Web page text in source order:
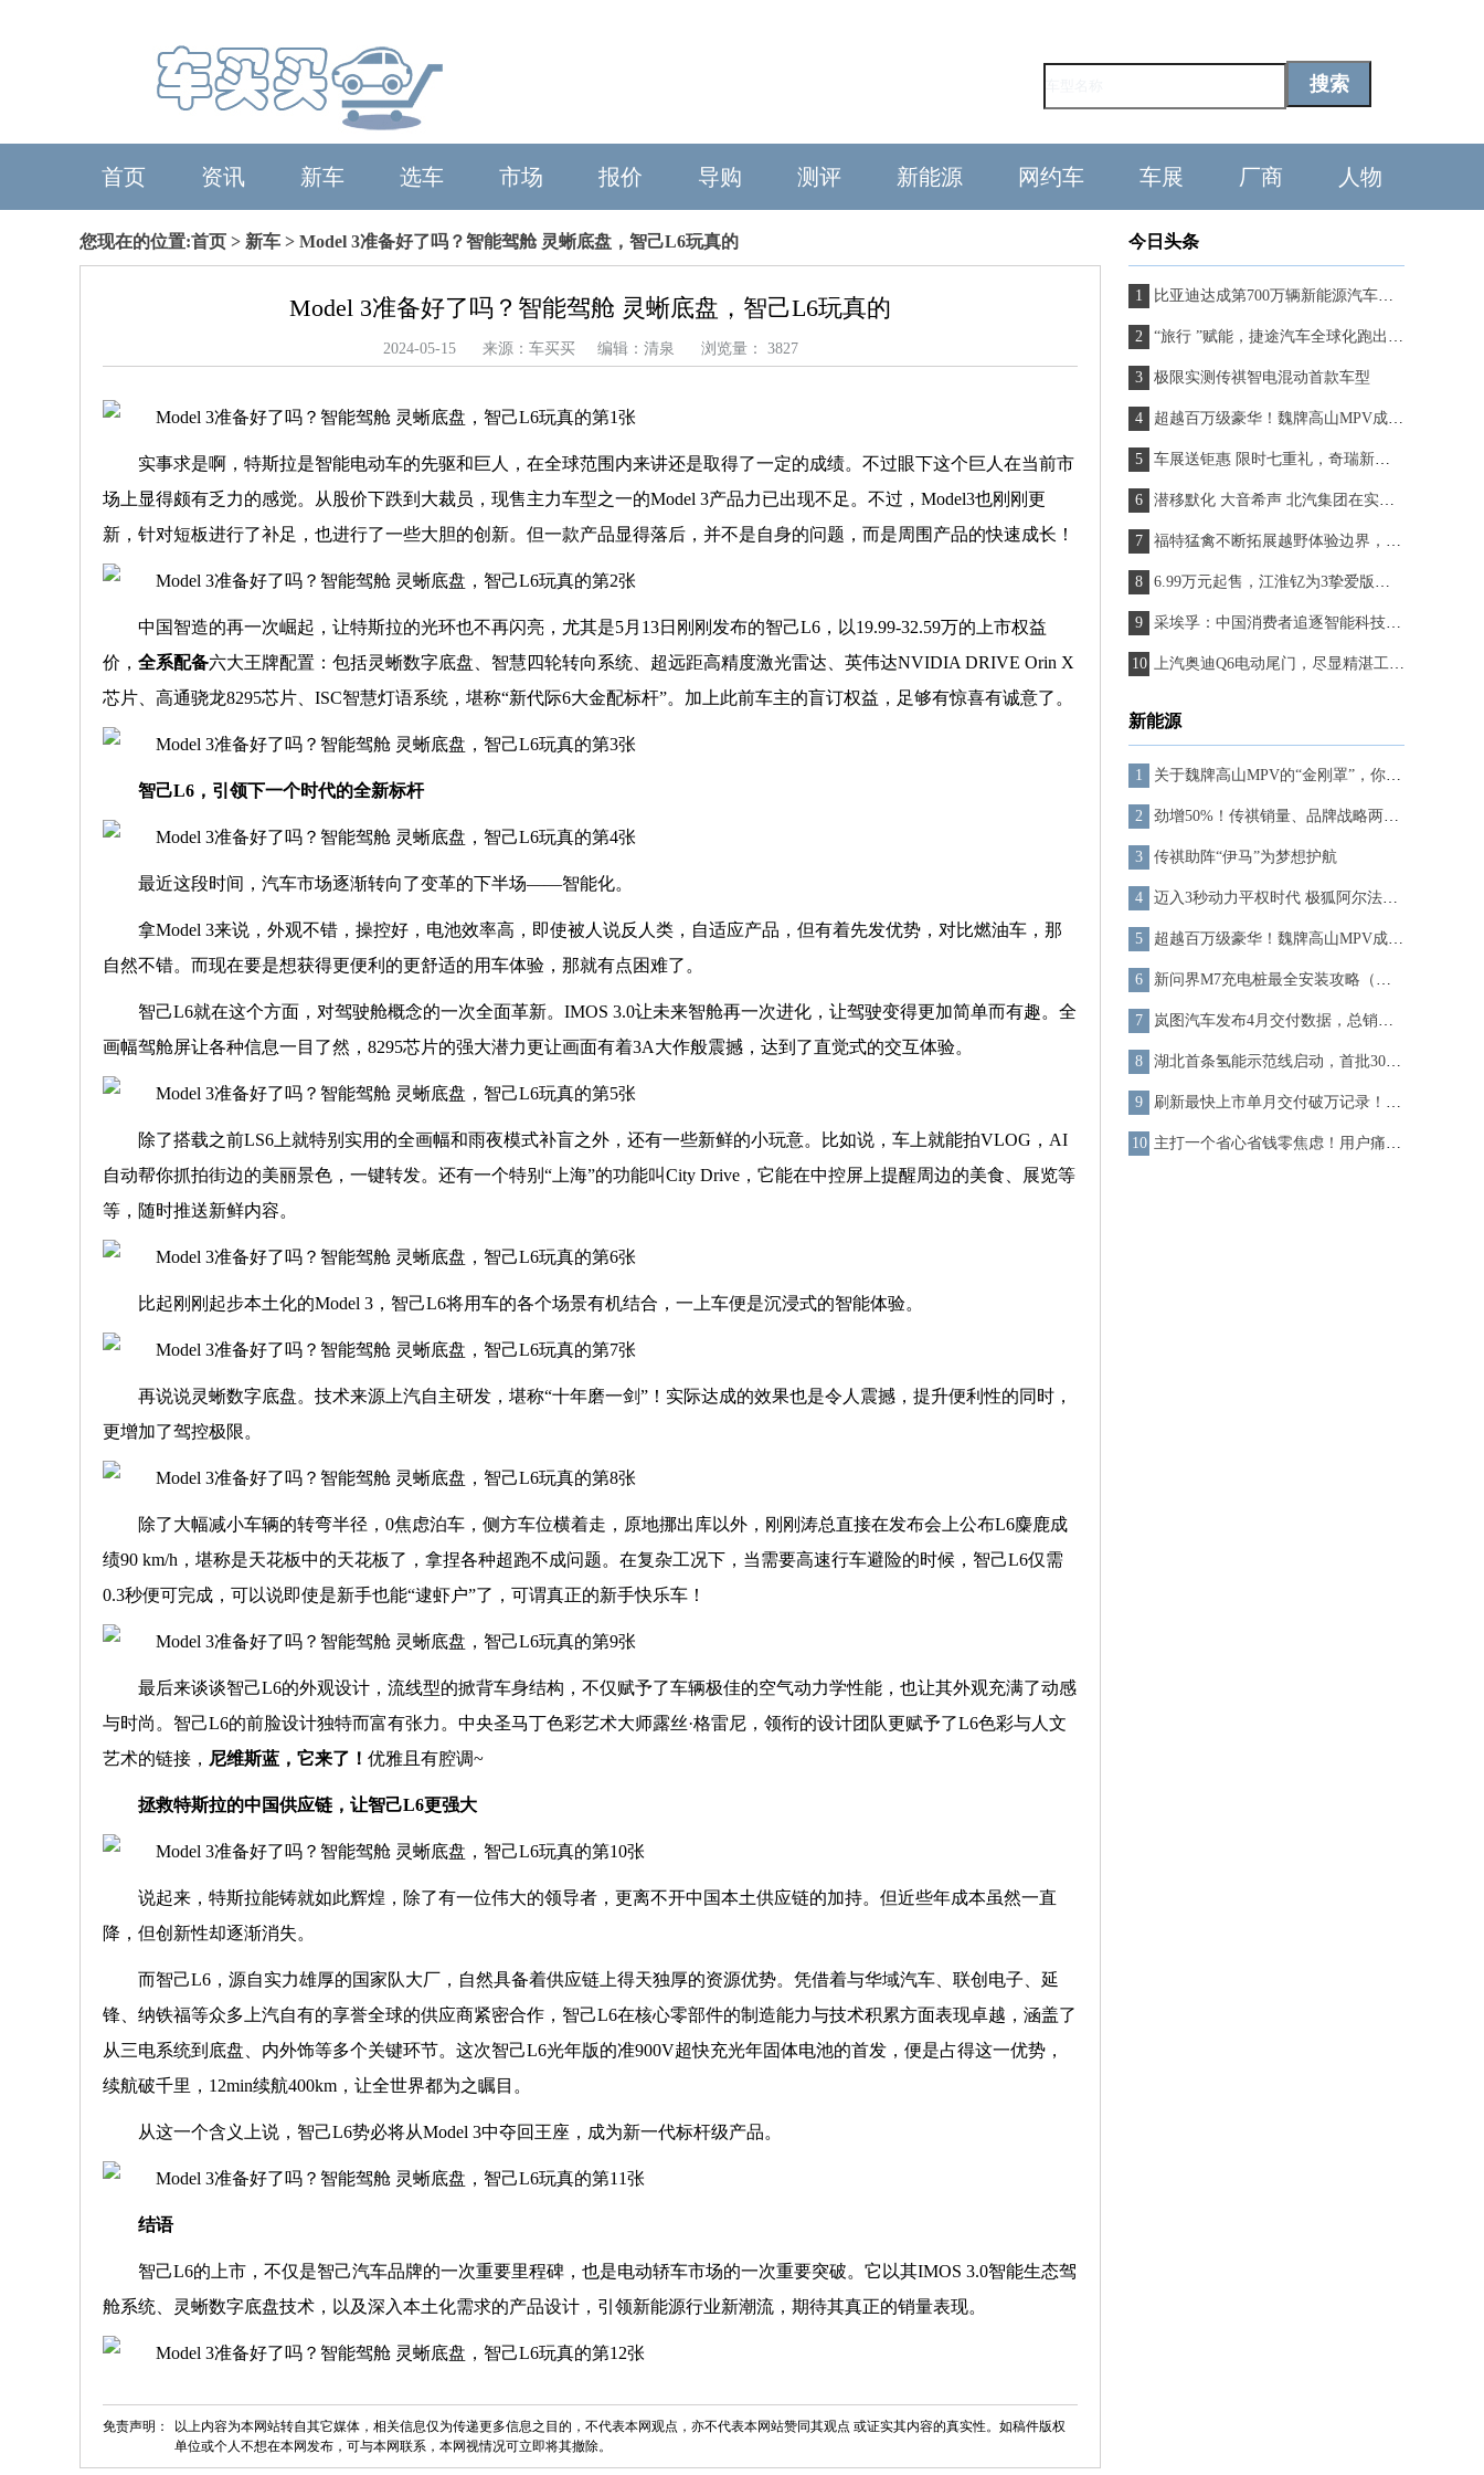
首页 资讯 新车 选车 市场 报价 导购 测评 新能源 网约车 车展 厂商 人物
您现在的位置:首页 > 新车 > Model 3准备好了吗？智能驾舱 灵蜥底盘，智己L6玩真的
Model 3准备好了吗？智能驾舱 灵蜥底盘，智己L6玩真的
2024-05-15 来源：车买买 编辑：清泉 浏览量： 3827
实事求是啊，特斯拉是智能电动车的先驱和巨人，在全球范围内来讲还是取得了一定的成绩。不过眼下这个巨人在当前市
场上显得颇有乏力的感觉。从股价下跌到大裁员，现售主力车型之一的Model 3产品力已出现不足。不过，Model3也刚刚更
新，针对短板进行了补足，也进行了一些大胆的创新。但一款产品显得落后，并不是自身的问题，而是周围产品的快速成长！
中国智造的再一次崛起，让特斯拉的光环也不再闪亮，尤其是5月13日刚刚发布的智己L6，以19.99-32.59万的上市权益
价， 全系配备六大王牌配置：包括灵蜥数字底盘、智慧四轮转向系统、超远距高精度激光雷达、英伟达NVIDIA DRIVE Orin X
芯片、高通骁龙8295芯片、ISC智慧灯语系统，堪称“新代际6大金配标杆”。加上此前车主的盲订权益，足够有惊喜有诚意了。
智己L6，引领下一个时代的全新标杆
最近这段时间，汽车市场逐渐转向了变革的下半场——智能化。
拿Model 3来说，外观不错，操控好，电池效率高，即使被人说反人类，自适应产品，但有着先发优势，对比燃油车，那
自然不错。而现在要是想获得更便利的更舒适的用车体验，那就有点困难了。
智己L6就在这个方面，对驾驶舱概念的一次全面革新。IMOS 3.0让未来智舱再一次进化，让驾驶变得更加简单而有趣。全
画幅驾舱屏让各种信息一目了然，8295芯片的强大潜力更让画面有着3A大作般震撼，达到了直觉式的交互体验。
除了搭载之前LS6上就特别实⽤的全画幅和雨夜模式补盲之外，还有⼀些新鲜的⼩玩意。⽐如说，车上就能拍VLOG，AI
⾃动帮你抓拍街边的美丽景⾊，⼀键转发。还有⼀个特别“上海”的功能叫City Drive，它能在中控屏上提醒周边的美食、展览等
等，随时推送新鲜内容。
比起刚刚起步本土化的Model 3，智己L6将用车的各个场景有机结合，一上车便是沉浸式的智能体验。
再说说灵蜥数字底盘。技术来源上汽自主研发，堪称“十年磨一剑”！实际达成的效果也是令人震撼，提升便利性的同时，
更增加了驾控极限。
除了大幅减小车辆的转弯半径，0焦虑泊车，侧方车位横着走，原地挪出库以外，刚刚涛总直接在发布会上公布L6麋鹿成
绩90 km/h，堪称是天花板中的天花板了，拿捏各种超跑不成问题。在复杂工况下，当需要高速行车避险的时候，智己L6仅需
0.3秒便可完成，可以说即使是新手也能“逮虾户”了，可谓真正的新手快乐车！
最后来谈谈智己L6的外观设计，流线型的掀背车身结构，不仅赋予了车辆极佳的空气动力学性能，也让其外观充满了动感
与时尚。智己L6的前脸设计独特而富有张力。 中央圣⻢丁⾊彩艺术⼤师露丝·格雷尼，领衔的设计团队更赋予了L6⾊彩与人文
艺术的链接， 尼维斯蓝，它来了！ 优雅且有腔调~
拯救特斯拉的中国供应链，让智己L6更强大
说起来，特斯拉能铸就如此辉煌，除了有一位伟大的领导者，更离不开中国本土供应链的加持。但近些年成本虽然一直
降，但创新性却逐渐消失。
而智己L6，源自实力雄厚的国家队大厂，自然具备着供应链上得天独厚的资源优势。凭借着与华域汽车、联创电子、延
锋、纳铁福等众多上汽自有的享誉全球的供应商紧密合作，智己L6在核心零部件的制造能力与技术积累方面表现卓越，涵盖了
从三电系统到底盘、内外饰等多个关键环节。这次智己L6光年版的准900V超快充光年固体电池的首发，便是占得这一优势，
续航破千里，12min续航400km，让全世界都为之瞩目。
从这一个含义上说，智己L6势必将从Model 3中夺回王座，成为新一代标杆级产品。
结语
智己L6的上市，不仅是智己汽车品牌的一次重要里程碑，也是电动轿车市场的一次重要突破。它以其IMOS 3.0智能生态驾
舱系统、灵蜥数字底盘技术，以及深入本土化需求的产品设计，引领新能源行业新潮流，期待其真正的销量表现。
免责声明：
以上内容为本网站转自其它媒体，相关信息仅为传递更多信息之目的，不代表本网观点，亦不代表本网站赞同其观点 或证实其内容的真实性。如稿件版权
单位或个人不想在本网发布，可与本网联系，本网视情况可立即将其撤除。
今日头条
比亚迪达成第700万辆新能源汽车下线，全新腾势N7即将上市！
“旅行 ”赋能，捷途汽车全球化跑出 速度！
极限实测传祺智电混动首款车型
超越百万级豪华！魏牌高山MPV成全家小长假出行新宠
车展送钜惠 限时七重礼，奇瑞新能源五一全国车展喊你来打卡！
潜移默化 大音希声 北汽集团在实践中布局高质量发展
福特猛禽不断拓展越野体验边界，解锁出行“花样玩法”
6.99万元起售，江淮钇为3挚爱版上市，最高续航505km
采埃孚：中国消费者追逐智能科技为公司提供增长空间
上汽奥迪Q6电动尾门，尽显精湛工艺与时尚品位
新能源
关于魏牌高山MPV的“金刚罩”，你所关心的都在这里了
劲增50%！传祺销量、品牌战略两手过硬
传祺助阵“伊马”为梦想护航
迈入3秒动力平权时代 极狐阿尔法S5加速性能超越百万级超跑
超越百万级豪华！魏牌高山MPV成全家小长假出行新宠
新问界M7充电桩最全安装攻略（电表申请、充电桩选择、充电注意事项）
岚图汽车发布4月交付数据，总销量取得巨大突破！
湖北首条氢能示范线启动，首批30台东风氢能重卡投入运营
刷新最快上市单月交付破万记录！ 深蓝S7超级增程中国行落地西安！
主打一个省心省钱零焦虑！用户痛点被东风纳米01玩明白了